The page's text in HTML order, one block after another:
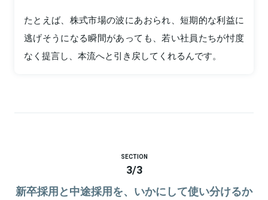
たとえば、株式市場の波にあおられ、短期的な利益に
逃げそうになる瞬間があっても、若い社員たちが忖度
なく提言し、本流へと引き戻してくれるんです。
SECTION
3/3
新卒採用と中途採用を、いかにして使い分けるか